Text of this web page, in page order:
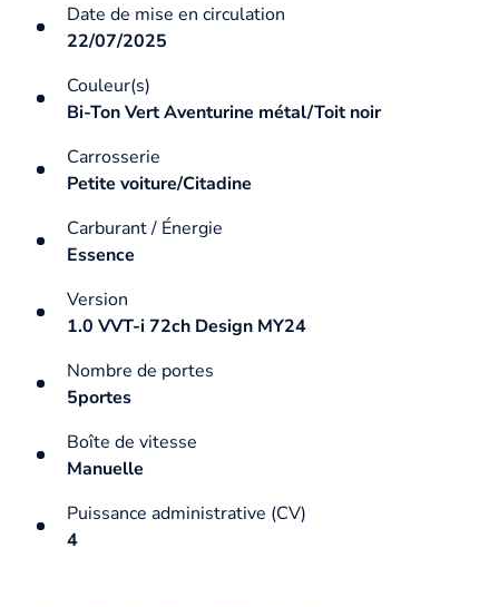
Date de mise en circulation
22/07/2025
Couleur(s)
Bi-Ton Vert Aventurine métal/Toit noir
Carrosserie
Petite voiture/Citadine
Carburant / Énergie
Essence
Version
1.0 VVT-i 72ch Design MY24
Nombre de portes
5portes
Boîte de vitesse
Manuelle
Puissance administrative (CV)
4